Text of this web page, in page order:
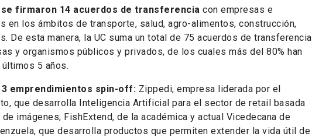
se firmaron 14 acuerdos de transferencia con empresas e
en los ámbitos de transporte, salud, agro-alimentos, construcción,
De esta manera, la UC suma un total de 75 acuerdos de transferencia
y organismos públicos y privados, de los cuales más del 80% han
5 años.
emprendimientos spin-off: Zippedi, empresa liderada por el
que desarrolla Inteligencia Artificial para el sector de retail basada
imágenes; FishExtend, de la académica y actual Vicedecana de
que desarrolla productos que permiten extender la vida útil de